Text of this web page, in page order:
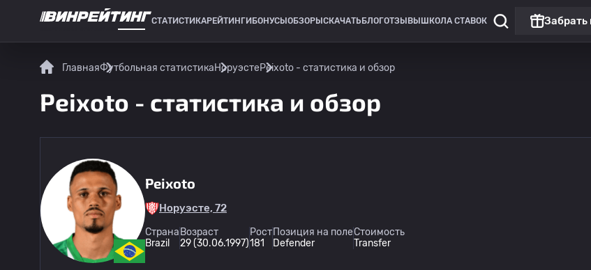
СТАТИСТИКАРЕЙТИНГИ БОНУСЫ ОБЗОРЫ СКАЧАТЬ БЛОГОТЗЫВЫ ШКОЛА СТАВОК Забрать
ГлавнаяФутбольная статистикаНоруэстеPeixoto - статистика и обзор
Peixoto - статистика и обзор
Peixoto
Норуэсте, 72
Страна
Brazil
Возраст
29 (30.06.1997)
Рост
181
Позиция на поле
Defender
Стоимость
Transfer